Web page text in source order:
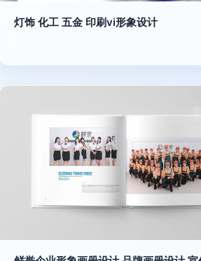
灯饰 化工 五金 印刷vi形象设计